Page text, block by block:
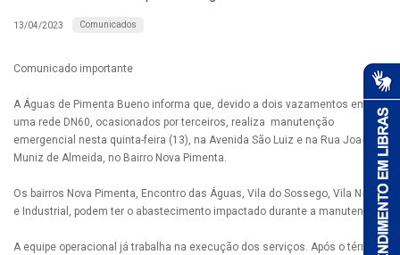
13/04/2023 Comunicados
Comunicado importante
A Águas de Pimenta Bueno informa que, devido a dois vazamentos em
uma rede DN60, ocasionados por terceiros, realiza manutenção
emergencial nesta quinta-feira (13), na Avenida São Luiz e na Rua Joaquim
Muniz de Almeida, no Bairro Nova Pimenta.
Os bairros Nova Pimenta, Encontro das Águas, Vila do Sossego, Vila Nova
e Industrial, podem ter o abastecimento impactado durante a manutenção.
A equipe operacional já trabalha na execução dos serviços. Após o término